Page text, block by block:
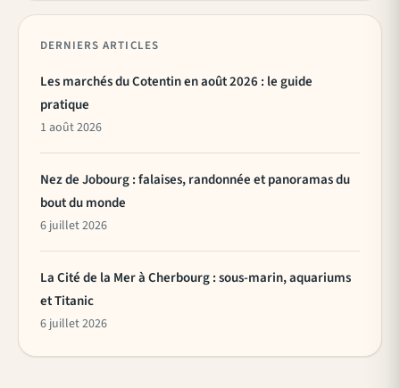
DERNIERS ARTICLES
Les marchés du Cotentin en août 2026 : le guide
pratique
1 août 2026
Nez de Jobourg : falaises, randonnée et panoramas du
bout du monde
6 juillet 2026
La Cité de la Mer à Cherbourg : sous-marin, aquariums
et Titanic
6 juillet 2026